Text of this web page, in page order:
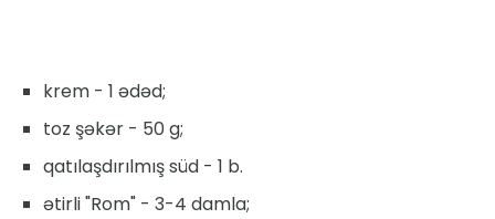
krem - 1 ədəd;
toz şəkər - 50 g;
qatılaşdırılmış süd - 1 b.
ətirli "Rom" - 3-4 damla;